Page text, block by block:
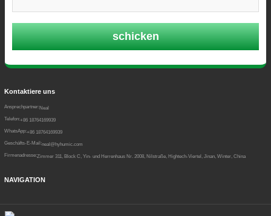
schicken
Kontaktiere uns
Ansprechpartner:Neal
Telefon:+86 18764169939
WhatsApp:+86 18764169939
Geschäfts-E-Mail:neal@hyhumic.com
Firmenadresse:Zimmer 311, Block C, Yin- und Herrenhaus Nr. 2008, Nilstraße, Hightech-Viertel, Jinan, Winter, China
NAVIGATION